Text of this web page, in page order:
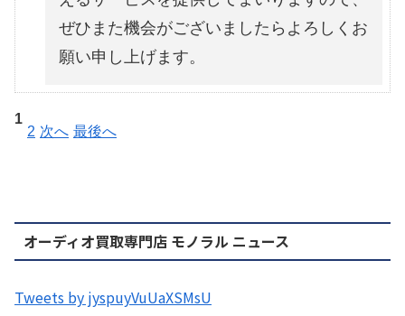
ぜひまた機会がございましたらよろしくお
願い申し上げます。
1
2 次へ 最後へ
オーディオ買取専門店 モノラル ニュース
Tweets by jyspuyVuUaXSMsU